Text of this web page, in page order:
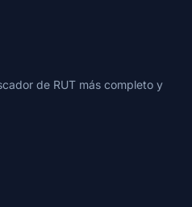
de RUT más completo y